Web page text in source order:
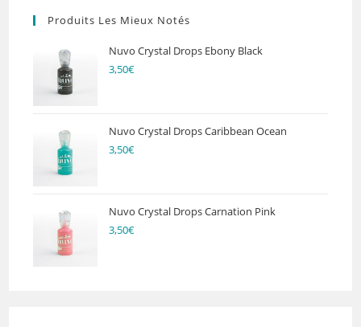
Produits Les Mieux Notés
Nuvo Crystal Drops Ebony Black
3,50€
Nuvo Crystal Drops Caribbean Ocean
3,50€
Nuvo Crystal Drops Carnation Pink
3,50€